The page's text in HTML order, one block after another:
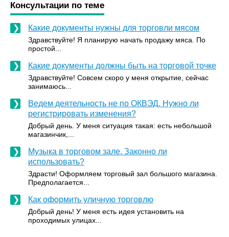
Консультации по теме
Какие документы нужны для торговли мясом
Здравствуйте! Я планирую начать продажу мяса. По
простой...
Какие документы должны быть на торговой точке
Здравствуйте! Совсем скоро у меня открытие, сейчас
занимаюсь...
Ведем деятельность не по ОКВЭД. Нужно ли
регистрировать изменения?
Добрый день. У меня ситуация такая: есть небольшой
магазинчик,...
Музыка в торговом зале. Законно ли
использовать?
Здрасти! Оформляем торговый зал большого магазина.
Предполагается...
Как оформить уличную торговлю
Добрый день! У меня есть идея установить на
проходимых улицах...